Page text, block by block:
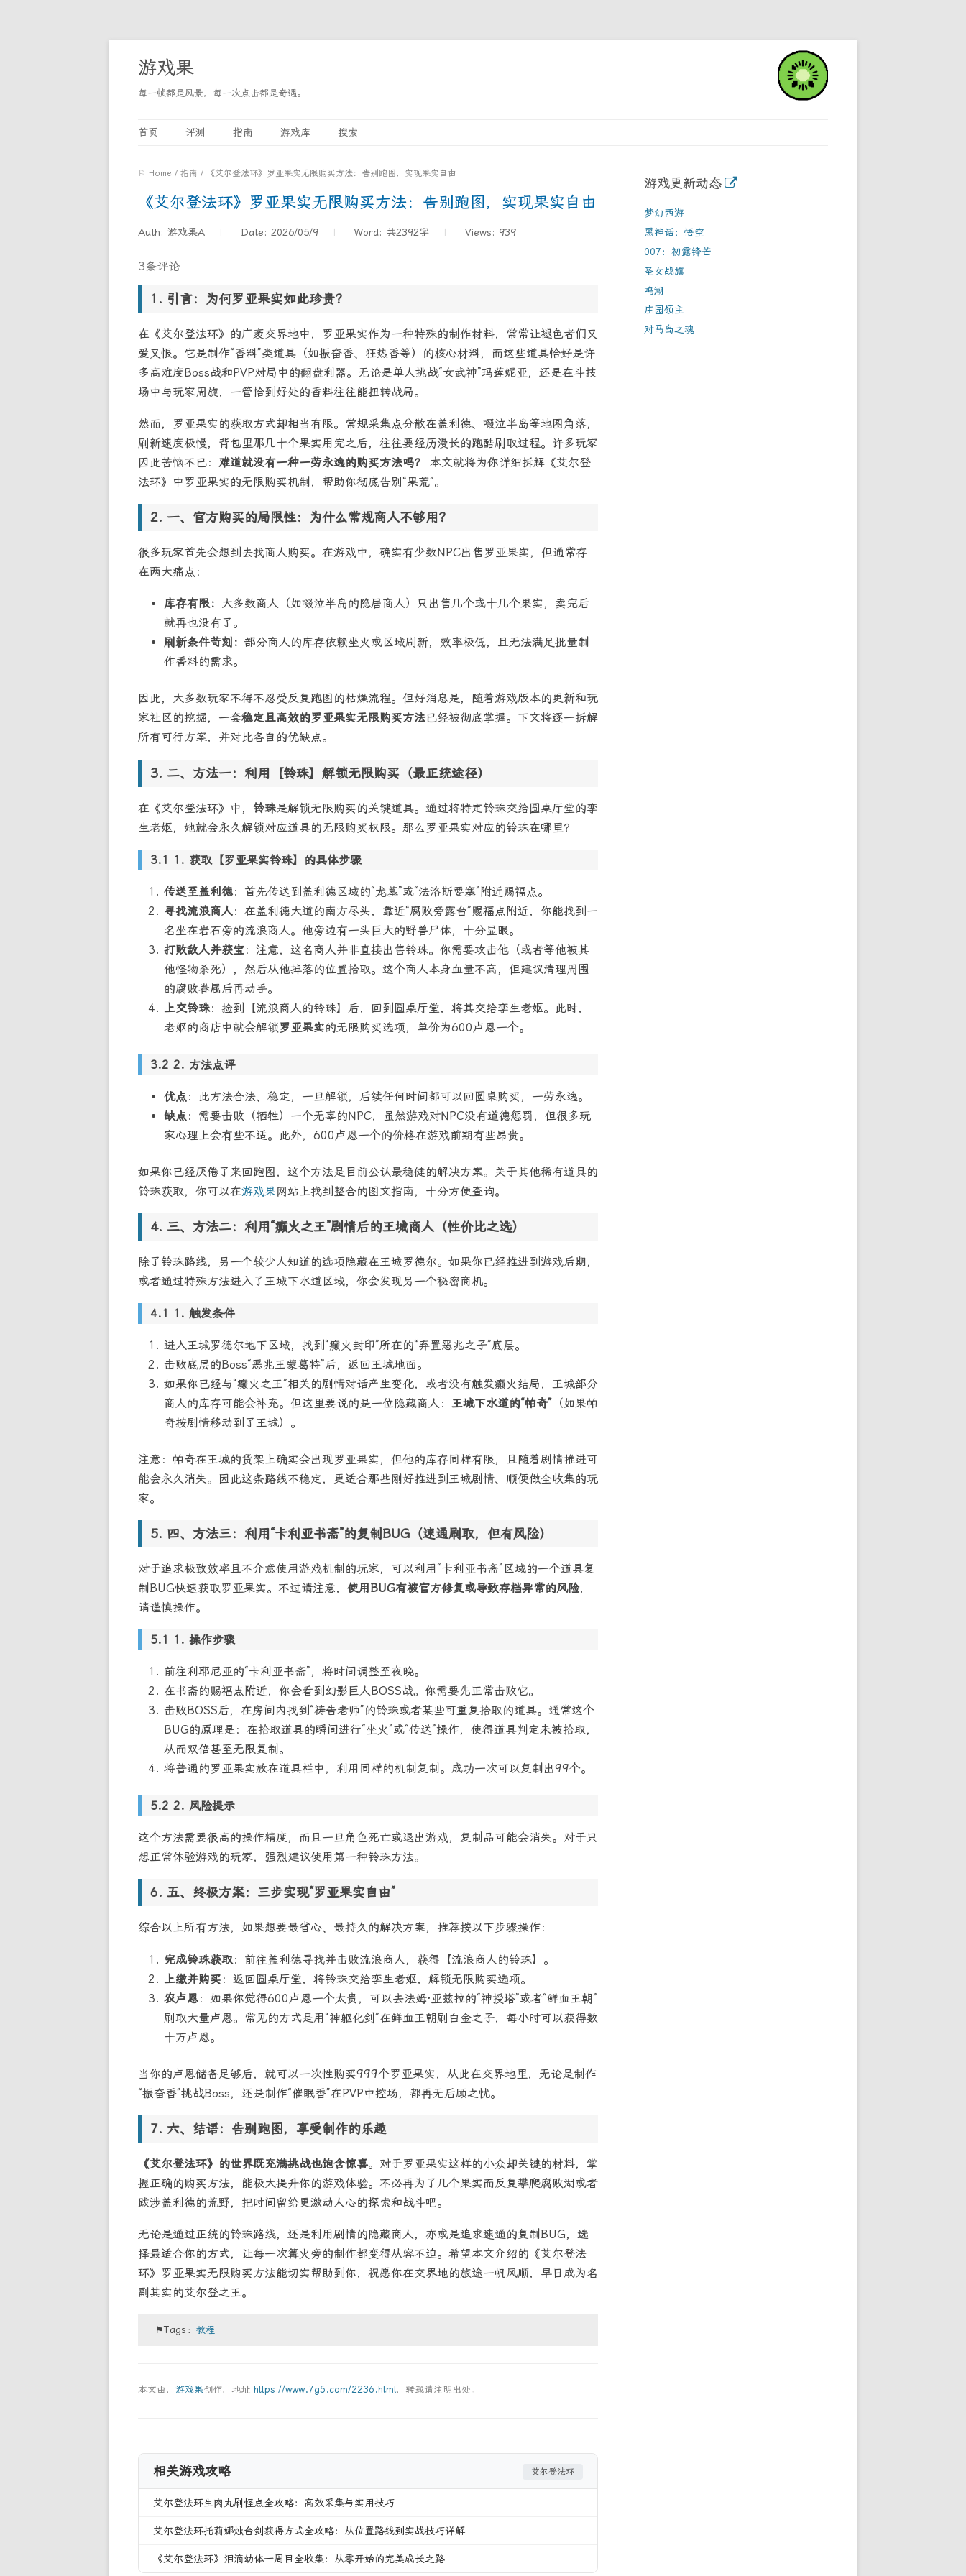
游戏果
每一帧都是风景，每一次点击都是奇遇。
首页 评测 指南 游戏库 搜索
⚐ Home / 指南 / 《艾尔登法环》罗亚果实无限购买方法：告别跑图，实现果实自由
《艾尔登法环》罗亚果实无限购买方法：告别跑图，实现果实自由
Auth: 游戏果A Date: 2026/05/9 Word: 共2392字 Views: 939
3条评论
引言：为何罗亚果实如此珍贵？
在《艾尔登法环》的广袤交界地中，罗亚果实作为一种特殊的制作材料，常常让褪色者们又
爱又恨。它是制作“香料”类道具（如振奋香、狂热香等）的核心材料，而这些道具恰好是许
多高难度Boss战和PVP对局中的翻盘利器。无论是单人挑战“女武神”玛莲妮亚，还是在斗技
场中与玩家周旋，一管恰到好处的香料往往能扭转战局。
然而，罗亚果实的获取方式却相当有限。常规采集点分散在盖利德、啜泣半岛等地图角落，
刷新速度极慢，背包里那几十个果实用完之后，往往要经历漫长的跑酷刷取过程。许多玩家
因此苦恼不已： 难道就没有一种一劳永逸的购买方法吗？
本文就将为你详细拆解《艾尔登
法环》中罗亚果实的无限购买机制，帮助你彻底告别“果荒”。
一、官方购买的局限性：为什么常规商人不够用？
很多玩家首先会想到去找商人购买。在游戏中，确实有少数NPC出售罗亚果实，但通常存
在两大痛点：
库存有限：
大多数商人（如啜泣半岛的隐居商人）只出售几个或十几个果实，卖完后
就再也没有了。
刷新条件苛刻： 部分商人的库存依赖坐火或区域刷新，效率极低，且无法满足批量制
作香料的需求。
因此，大多数玩家不得不忍受反复跑图的枯燥流程。但好消息是，随着游戏版本的更新和玩
家社区的挖掘，一套稳定且高效的罗亚果实无限购买方法已经被彻底掌握。下文将逐一拆解
所有可行方案，并对比各自的优缺点。
二、方法一：利用【铃珠】解锁无限购买（最正统途径）
在《艾尔登法环》中， 铃珠是解锁无限购买的关键道具。通过将特定铃珠交给圆桌厅堂的孪
生老妪，她就会永久解锁对应道具的无限购买权限。那么罗亚果实对应的铃珠在哪里？
1. 获取【罗亚果实铃珠】的具体步骤
传送至盖利德：首先传送到盖利德区域的“龙墓”或“法洛斯要塞”附近赐福点。
寻找流浪商人 ：在盖利德大道的南方尽头，靠近“腐败旁露台”赐福点附近，你能找到一
名坐在岩石旁的流浪商人。他旁边有一头巨大的野兽尸体，十分显眼。
打败敌人并获宝：注意，这名商人并非直接出售铃珠。你需要攻击他（或者等他被其
他怪物杀死），然后从他掉落的位置拾取。这个商人本身血量不高，但建议清理周围
的腐败眷属后再动手。
上交铃珠：捡到【流浪商人的铃珠】后，回到圆桌厅堂，将其交给孪生老妪。此时，
老妪的商店中就会解锁罗亚果实的无限购买选项，单价为600卢恩一个。
2. 方法点评
优点 ：此方法合法、稳定，一旦解锁，后续任何时间都可以回圆桌购买，一劳永逸。
缺点 ：需要击败（牺牲）一个无辜的NPC，虽然游戏对NPC没有道德惩罚，但很多玩
家心理上会有些不适。此外，600卢恩一个的价格在游戏前期有些昂贵。
如果你已经厌倦了来回跑图，这个方法是目前公认最稳健的解决方案。关于其他稀有道具的
铃珠获取，你可以在游戏果网站上找到整合的图文指南，十分方便查询。
三、方法二：利用“癫火之王”剧情后的王城商人（性价比之选）
除了铃珠路线，另一个较少人知道的选项隐藏在王城罗德尔。如果你已经推进到游戏后期，
或者通过特殊方法进入了王城下水道区域，你会发现另一个秘密商机。
1. 触发条件
进入王城罗德尔地下区域，找到“癫火封印”所在的“弃置恶兆之子”底层。
击败底层的Boss“恶兆王蒙葛特”后，返回王城地面。
如果你已经与“癫火之王”相关的剧情对话产生变化，或者没有触发癫火结局，王城部分
商人的库存可能会补充。但这里要说的是一位隐藏商人： 王城下水道的“帕奇” （如果帕
奇按剧情移动到了王城）。
注意：帕奇在王城的货架上确实会出现罗亚果实，但他的库存同样有限，且随着剧情推进可
能会永久消失。因此这条路线不稳定，更适合那些刚好推进到王城剧情、顺便做全收集的玩
家。
四、方法三：利用“卡利亚书斋”的复制BUG（速通刷取，但有风险）
对于追求极致效率且不介意使用游戏机制的玩家，可以利用“卡利亚书斋”区域的一个道具复
制BUG快速获取罗亚果实。不过请注意， 使用BUG有被官方修复或导致存档异常的风险，
请谨慎操作。
1. 操作步骤
前往利耶尼亚的“卡利亚书斋”，将时间调整至夜晚。
在书斋的赐福点附近，你会看到幻影巨人BOSS战。你需要先正常击败它。
击败BOSS后，在房间内找到“祷告老师”的铃珠或者某些可重复拾取的道具。通常这个
BUG的原理是：在拾取道具的瞬间进行“坐火”或“传送”操作，使得道具判定未被拾取，
从而双倍甚至无限复制。
将普通的罗亚果实放在道具栏中，利用同样的机制复制。成功一次可以复制出99个。
2. 风险提示
这个方法需要很高的操作精度，而且一旦角色死亡或退出游戏，复制品可能会消失。对于只
想正常体验游戏的玩家，强烈建议使用第一种铃珠方法。
五、终极方案：三步实现“罗亚果实自由”
综合以上所有方法，如果想要最省心、最持久的解决方案，推荐按以下步骤操作：
完成铃珠获取：前往盖利德寻找并击败流浪商人，获得【流浪商人的铃珠】。
上缴并购买 ：返回圆桌厅堂，将铃珠交给孪生老妪，解锁无限购买选项。
农卢恩：如果你觉得600卢恩一个太贵，可以去法姆·亚兹拉的“神授塔”或者“鲜血王朝”
刷取大量卢恩。常见的方式是用“神躯化剑”在鲜血王朝刷白金之子，每小时可以获得数
十万卢恩。
当你的卢恩储备足够后，就可以一次性购买999个罗亚果实，从此在交界地里，无论是制作
“振奋香”挑战Boss，还是制作“催眠香”在PVP中控场，都再无后顾之忧。
六、结语：告别跑图，享受制作的乐趣
《艾尔登法环》的世界既充满挑战也饱含惊喜。对于罗亚果实这样的小众却关键的材料，掌
握正确的购买方法，能极大提升你的游戏体验。不必再为了几个果实而反复攀爬腐败湖或者
跋涉盖利德的荒野，把时间留给更激动人心的探索和战斗吧。
无论是通过正统的铃珠路线，还是利用剧情的隐藏商人，亦或是追求速通的复制BUG，选
择最适合你的方式，让每一次篝火旁的制作都变得从容不迫。希望本文介绍的《艾尔登法
环》罗亚果实无限购买方法能切实帮助到你，祝愿你在交界地的旅途一帆风顺，早日成为名
副其实的艾尔登之王。
⚑Tags：教程
本文由， 游戏果创作，地址 https://www.7g5.com/2236.html，转载请注明出处。
相关游戏攻略 艾尔登法环
艾尔登法环生肉丸刷怪点全攻略：高效采集与实用技巧
艾尔登法环托莉娜烛台剑获得方式全攻略：从位置路线到实战技巧详解
《艾尔登法环》泪滴幼体一周目全收集：从零开始的完美成长之路
游戏更新动态
梦幻西游
黑神话：悟空
007：初露锋芒
圣女战旗
鸣潮
庄园领主
对马岛之魂